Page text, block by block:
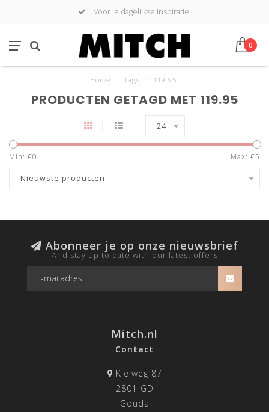
Voor je dagelijkse inspiratie!
0
Home Tags 119.95
PRODUCTEN GETAGD MET 119.95
24
Min: €0 Max: €5
Nieuwste producten
Abonneer je op onze nieuwsbrief
And stay up to date with our latest offers
Mitch.nl
Contact
Kleiweg 87
2801 GD
Gouda